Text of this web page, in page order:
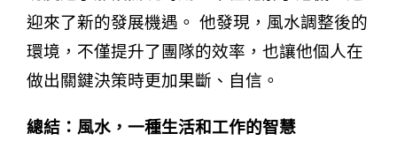
迎來了新的發展機遇。 他發現，風水調整後的
環境，不僅提升了團隊的效率，也讓他個人在
做出關鍵決策時更加果斷、自信。
總結：風水，一種生活和工作的智慧